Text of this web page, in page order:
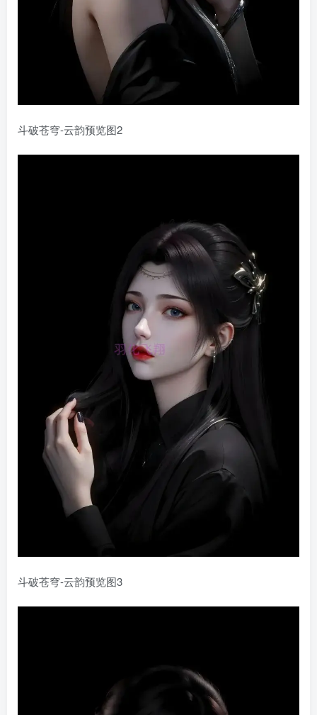
斗破苍穹-云韵预览图2
斗破苍穹-云韵预览图3